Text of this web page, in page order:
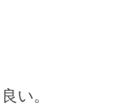
い。